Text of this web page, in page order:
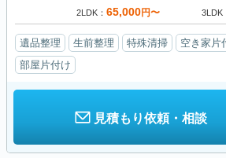
2LDK 65,000円〜 3LDK
遺品整理 生前整理 特殊清掃 空き家片
部屋片付け
見積もり依頼・相談